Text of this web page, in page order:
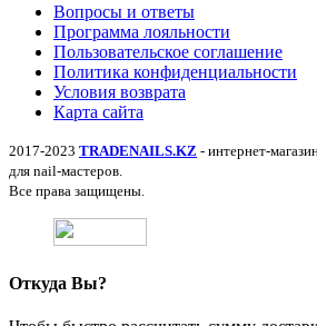
Вопросы и ответы
Программа лояльности
Пользовательское соглашение
Политика конфиденциальности
Условия возврата
Карта сайта
2017-2023 TRADENAILS.KZ - интернет-
для nail-мастеров.
Все права защищены.
Откуда Вы?